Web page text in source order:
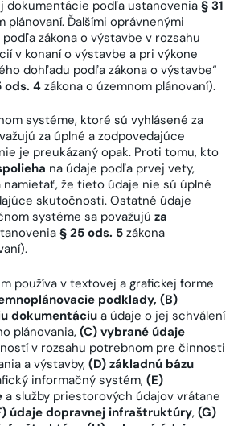
dokumentácie podľa ustanovenia § 31
plánovaní. Ďalšími oprávnenými
zákona o výstavbe v rozsahu
v konaní o výstavbe a pri výkone
dohľadu podľa zákona o výstavbe“
ods. 4zákona o územnom plánovaní).
systéme, ktoré sú vyhlásené za
za úplné a zodpovedajúce
je preukázaný opak. Proti tomu, kto
na údaje podľa prvej vety,
namietať, že tieto údaje nie sú úplné
skutočnosti. Ostatné údaje
systéme sa považujú za
§ 25 ods. 5 zákona
používa v textovej a grafickej forme
podklady, (B)
dokumentáciu a údaje o jej schválení
plánovania, (C) vybrané údaje
v rozsahu potrebnom pre činnosti
a výstavby, (D) základnú bázu
informačný systém, (E)
a služby priestorových údajov vrátane
údaje dopravnej infraštruktúry, (G)